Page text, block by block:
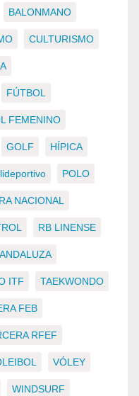
BALONMANO
CULTURISMO
FÚTBOL
FEMENINO
GOLF HÍPICA
POLO
NACIONAL
RB LINENSE
ITF TAEKWONDO
FEB
RFEF
VÓLEY
WINDSURF